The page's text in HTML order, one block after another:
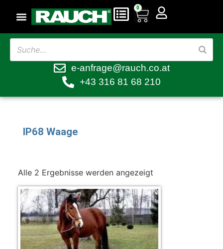
0
e-anfrage@rauch.co.at
+43 316 81 68 210
IP68 Waage
Alle 2 Ergebnisse werden angezeigt